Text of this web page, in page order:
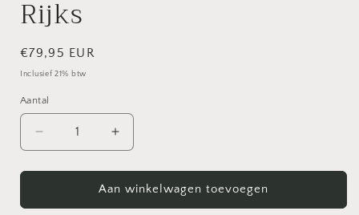
Rijks
Normale
prijs
€79,95 EUR
Inclusief 21% btw
Aantal
Aantal
Aantal
verlagen
voor
Akoestisch
Aantal
verhogen
voor
XL
Akoestisch
Aan winkelwagen toevoegen